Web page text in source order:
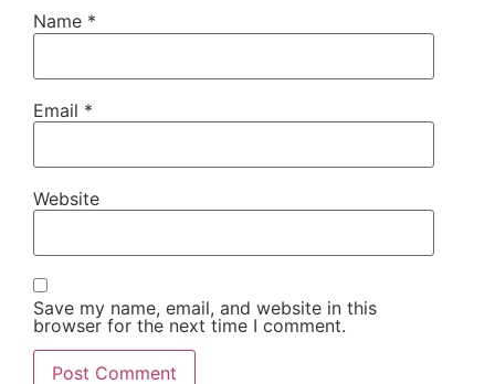
Name *
Email *
Website
Save my name, email, and website in this
browser for the next time I comment.